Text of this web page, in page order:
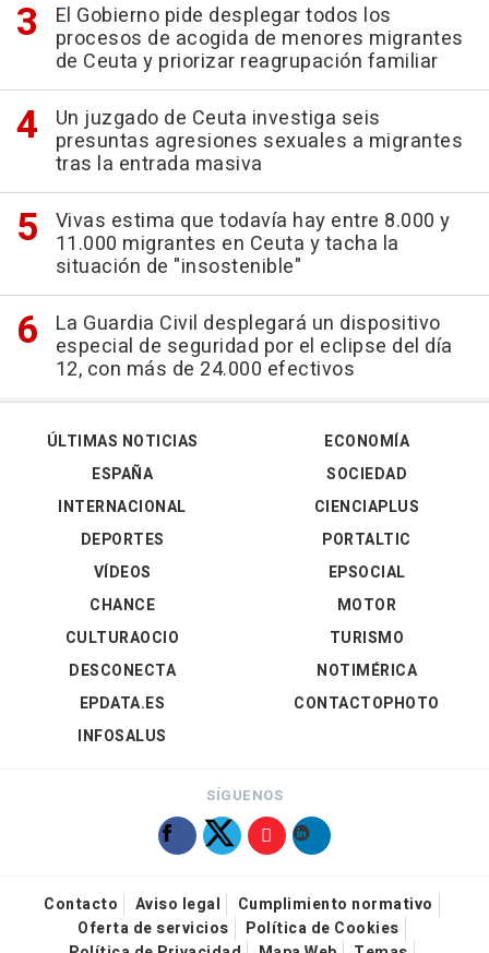
El Gobierno pide desplegar todos los
procesos de acogida de menores migrantes
de Ceuta y priorizar reagrupación familiar
Un juzgado de Ceuta investiga seis
presuntas agresiones sexuales a migrantes
tras la entrada masiva
Vivas estima que todavía hay entre 8.000 y
11.000 migrantes en Ceuta y tacha la
situación de "insostenible"
La Guardia Civil desplegará un dispositivo
especial de seguridad por el eclipse del día
12, con más de 24.000 efectivos
ÚLTIMAS NOTICIAS
ESPAÑA
INTERNACIONAL
DEPORTES
VÍDEOS
ECONOMÍA
SOCIEDAD
CIENCIAPLUS
PORTALTIC
EPSOCIAL
CHANCE
CULTURAOCIO
DESCONECTA
EPDATA.ES
INFOSALUS
MOTOR
TURISMO
NOTIMÉRICA
CONTACTOPHOTO
SÍGUENOS
Contacto Aviso legal
Cumplimiento normativo
Oferta de servicios
Política de Cookies